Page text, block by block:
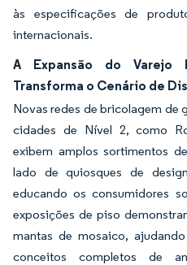
às especificações de
internacionais.
A Expansão do Varejo
Transforma o Cenário de
Novas redes de bricolagem de
cidades de Nível 2, como
exibem amplos sortimentos
lado de quiosques de
educando os consumidores
exposições de piso
mantas de mosaico,
conceitos completos de